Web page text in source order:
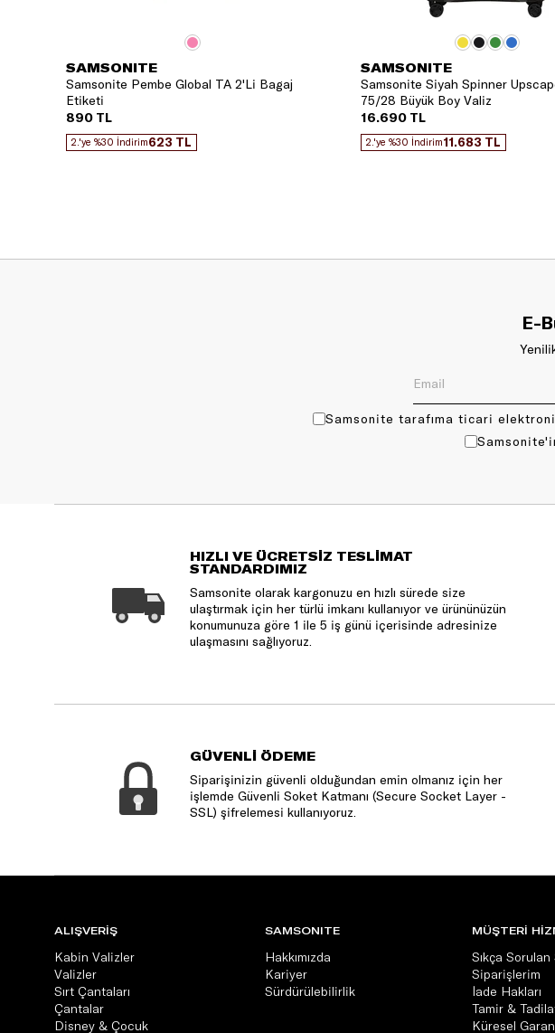
SAMSONITE
Samsonite Pembe Global TA 2'Li Bagaj
Etiketi
890 TL
2.'ye %30 İndirim623 TL
SAMSONITE
Samsonite Siyah Spinner
75/28 Büyük Boy Valiz
16.690 TL
2.'ye %30 İndirim11.683 TL
E-
Samsonite tarafıma ticari
HIZLI VE ÜCRETSİZ TESLİMAT
STANDARDIMIZ
Samsonite olarak kargonuzu en hızlı sürede size
ulaştırmak için her türlü imkanı kullanıyor ve ürününüzün
konumunuza göre 1 ile 5 iş günü içerisinde adresinize
ulaşmasını sağlıyoruz.
GÜVENLİ ÖDEME
Siparişinizin güvenli olduğundan emin olmanız için her
işlemde Güvenli Soket Katmanı (Secure Socket Layer -
SSL) şifrelemesi kullanıyoruz.
ALIŞVERİŞ
Kabin Valizler
Valizler
Sırt Çantaları
Çantalar
Disney & Çocuk
SAMSONITE
Hakkımızda
Kariyer
Sürdürülebilirlik
MÜŞTERİ
Sıkça
Siparişlerim
İade Hakları
Tamir &
Küresel